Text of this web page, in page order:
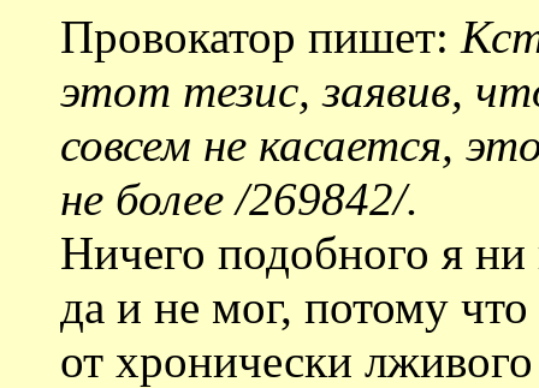
Провокатор пишет:
этот тезис, заявив,
совсем не касается,
не более /269842/.
Ничего подобного я
да и не мог, потому
от хронически